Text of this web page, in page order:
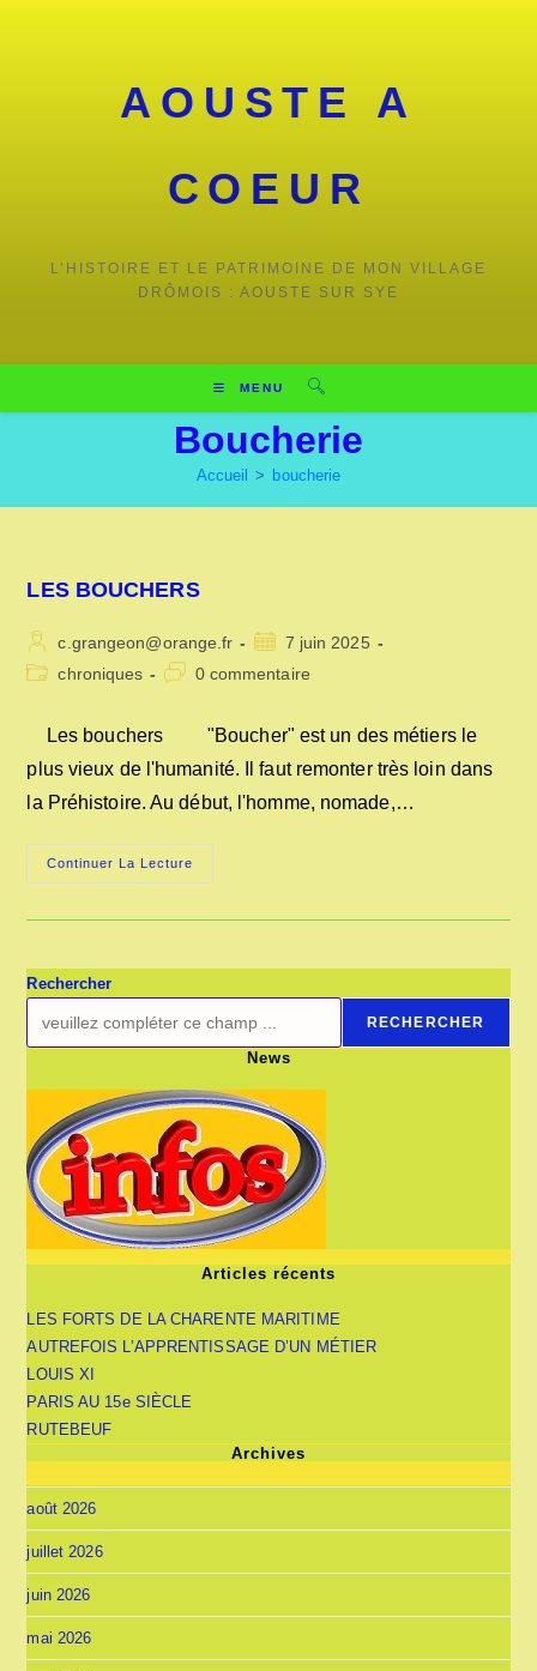
AOUSTE A
COEUR
L’HISTOIRE ET LE PATRIMOINE DE MON VILLAGE
DRÔMOIS : AOUSTE SUR SYE
MENU
Boucherie
Accueil > boucherie
LES BOUCHERS
Auteur/autrice
de
c.grangeon@orange.fr
Publication
publiée :
7 juin 2025
Postchroniques
Commentaires
publication :
0 commentaire
Les bouchers "Boucher" est un des métiers le
plus vieux de l'humanité. Il faut remonter très loin dans
la Préhistoire. Au début, l'homme, nomade,…
Continuer La Lecture
BOUCHERS
Rechercher
RECHERCHER
News
Articles récents
LES FORTS DE LA CHARENTE MARITIME
AUTREFOIS L’APPRENTISSAGE D’UN MÉTIER
LOUIS XI
PARIS AU 15e SIÈCLE
RUTEBEUF
Archives
août 2026
juillet 2026
juin 2026
mai 2026